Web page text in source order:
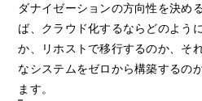
ダナイゼーションの方向性を決め
ば、クラウド化するならどのよう
か、リホストで移行するのか、そ
なシステムをゼロから構築するの
ます。